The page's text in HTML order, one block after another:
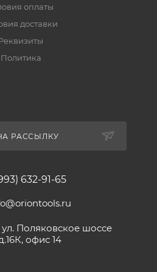
оплаты
доставки
Политика
РАССЫЛКУ
632-91-65
ул. Поляковское шоссе
офис 14